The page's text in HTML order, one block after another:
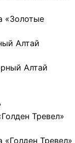
Алтай
Тревел»